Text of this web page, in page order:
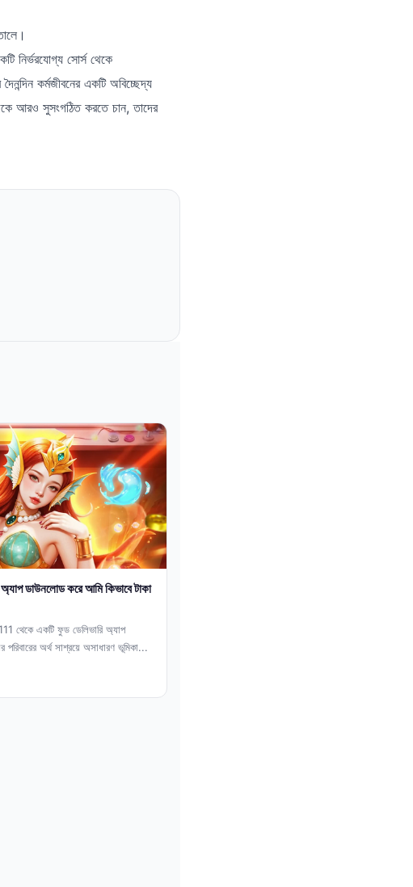
নির্ভরযোগ্য সোর্স থেকে
কর্মজীবনের একটি অবিচ্ছেদ্য
আরও সুসংগঠিত করতে চান, তাদের
ডাউনলোড করে আমি কিভাবে টাকা
থেকে একটি ফুড ডেলিভারি অ্যাপ
অর্থ সাশ্রয়ে অসাধারণ ভূমিকা...